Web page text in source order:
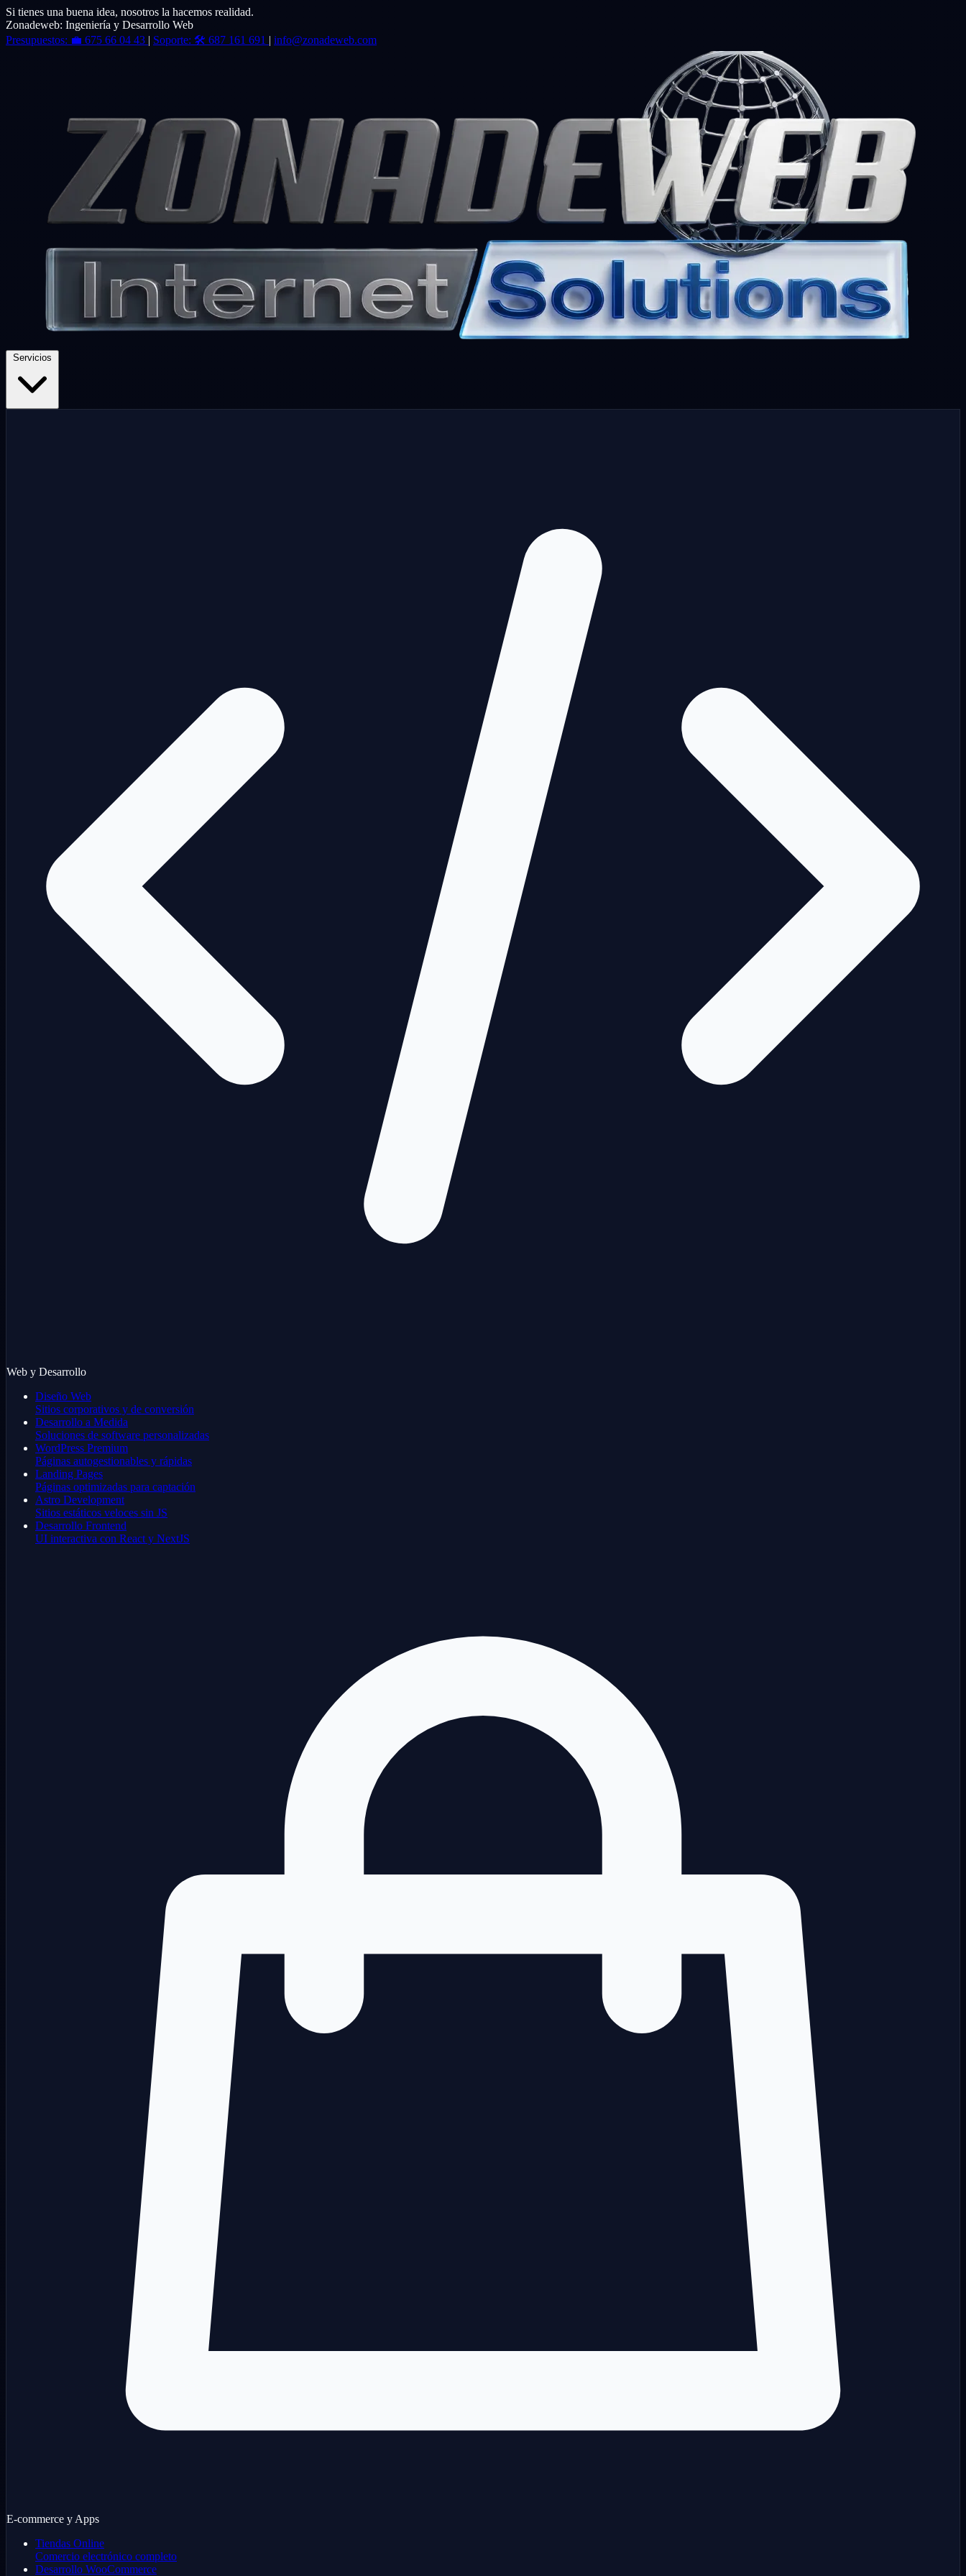
Si tienes una buena idea, nosotros la hacemos realidad.
Zonadeweb: Ingeniería y Desarrollo Web
Presupuestos: 💼 675 66 04 43 | Soporte: 🛠️ 687 161 691 | info@zonadeweb.com
Web y Desarrollo
Diseño Web
Sitios corporativos y de conversión
Desarrollo a Medida
Soluciones de software personalizadas
WordPress Premium
Páginas autogestionables y rápidas
Landing Pages
Páginas optimizadas para captación
Astro Development
Sitios estáticos veloces sin JS
Desarrollo Frontend
UI interactiva con React y NextJS
E-commerce y Apps
Tiendas Online
Comercio electrónico completo
Desarrollo WooCommerce